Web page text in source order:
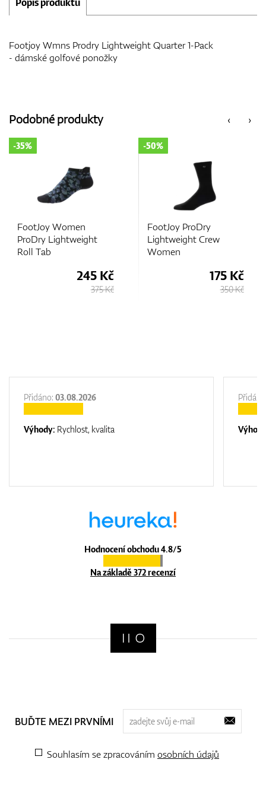
Footjoy Wmns Prodry Lightweight Quarter 1-Pack
- dámské golfové ponožky
‹
Podobné produkty ›
FootJoy ProDry
Lightweight Crew
Footjoy Wmns
Lightweight Golf
Hodnocení obchodu 4.8/5
Na základě 372 recenzí
Přidáno: 03.08.2026
Výhody: Rychlost, kvalita
BUĎTE MEZI PRVNÍMI
Souhlasím se zpracováním osobních údajů